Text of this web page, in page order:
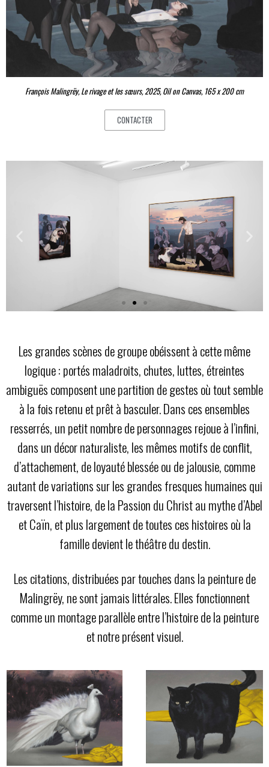
François Malingrëy, Le rivage et les sœurs, 2025, Oil on Canvas, 165 x 200 cm
CONTACTER
Les grandes scènes de groupe obéissent à cette même
logique : portés maladroits, chutes, luttes, étreintes
ambiguës composent une partition de gestes où tout semble
à la fois retenu et prêt à basculer. Dans ces ensembles
resserrés, un petit nombre de personnages rejoue à l’infini,
dans un décor naturaliste, les mêmes motifs de conflit,
d’attachement, de loyauté blessée ou de jalousie, comme
autant de variations sur les grandes fresques humaines qui
traversent l’histoire, de la Passion du Christ au mythe d’Abel
et Caïn, et plus largement de toutes ces histoires où la
famille devient le théâtre du destin.
Les citations, distribuées par touches dans la peinture de
Malingrëy, ne sont jamais littérales. Elles fonctionnent
comme un montage parallèle entre l’histoire de la peinture
et notre présent visuel.